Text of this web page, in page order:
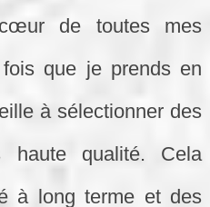
de toutes mes
que je prends en
à sélectionner des
qualité. Cela
à long terme et des